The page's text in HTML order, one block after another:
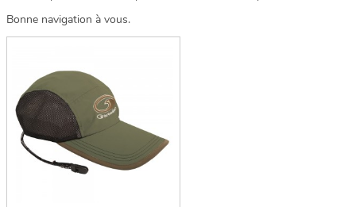
Bonne navigation à vous.